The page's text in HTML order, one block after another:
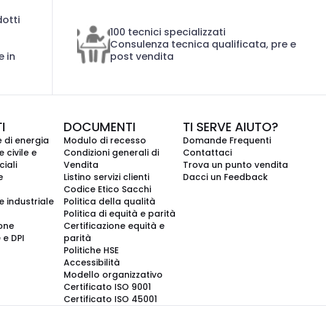
in
100 tecnici specializzati
Consulenza tecnica qualificata, pre e
post vendita
di energia
civile e
industriale
DPI
DOCUMENTI
Modulo di recesso
Condizioni generali di
Vendita
Listino servizi clienti
Codice Etico Sacchi
Politica della qualità
Politica di equità e parità
Certificazione equità e
parità
Politiche HSE
Accessibilità
Modello organizzativo
Certificato ISO 9001
Certificato ISO 45001
TI SERVE AIUTO?
Domande Frequenti
Contattaci
Trova un punto vendita
Dacci un Feedback